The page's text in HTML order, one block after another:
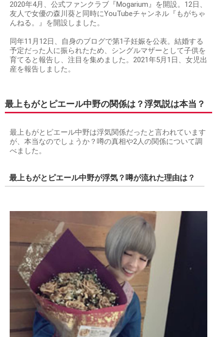
2020年4月、公式ファンクラブ『Mogarium』を開設。12日、
友人で女優の森川葵と同時にYouTubeチャンネル『もがちゃ
んねる。』を開設しました。
同年11月12日、自身のブログで第1子妊娠を公表。結婚する
予定だった人に振られたため、シングルマザーとして子供を
育てると報告し、注目を集めました。2021年5月1日、女児出
産を報告しました。
最上もがとピエール中野の関係は？浮気説は本当？
最上もがとピエール中野は浮気関係だったと言われています
が、本当なのでしょうか？噂の真相や2人の関係について調
べました。
最上もがとピエール中野が浮気？噂が流れた理由は？